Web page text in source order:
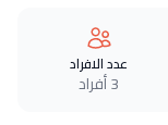
عدد الافراد
3 أفراد